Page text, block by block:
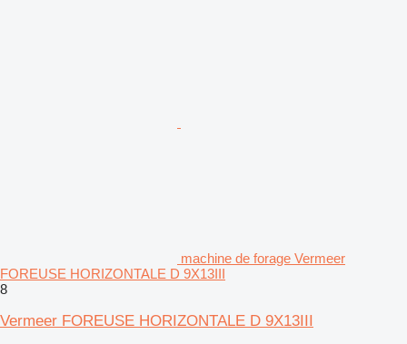
machine de forage Vermeer
FOREUSE HORIZONTALE D 9X13III
8
Vermeer FOREUSE HORIZONTALE D 9X13III